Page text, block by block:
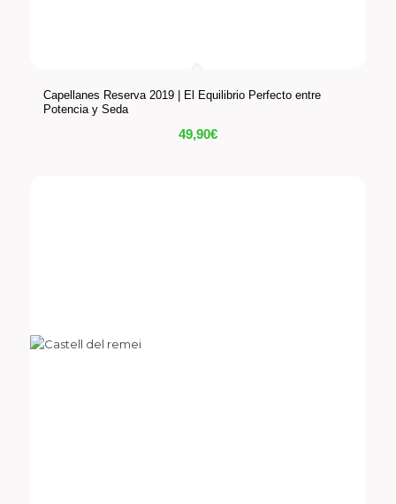
Capellanes Reserva 2019 | El Equilibrio Perfecto entre
Potencia y Seda
49,90€